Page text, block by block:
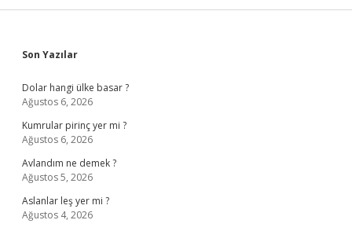
Sidebar
Son Yazılar
Dolar hangi ülke basar ?
Ağustos 6, 2026
Kumrular pirinç yer mi ?
Ağustos 6, 2026
Avlandım ne demek ?
Ağustos 5, 2026
Aslanlar leş yer mi ?
Ağustos 4, 2026